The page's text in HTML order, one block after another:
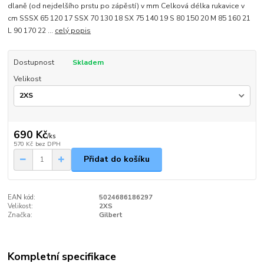
dlaně (od nejdelšího prstu po zápěstí) v mm Celková délka rukavice v
cm SSSX 65 120 17 SSX 70 130 18 SX 75 140 19 S 80 150 20 M 85 160 21
L 90 170 22 ... celý popis
Dostupnost
Skladem
Velikost
690 Kč/ks
570 Kč bez DPH
Přidat do košíku
EAN kód:
5024686186297
Velikost:
2XS
Značka:
Gilbert
Kompletní specifikace